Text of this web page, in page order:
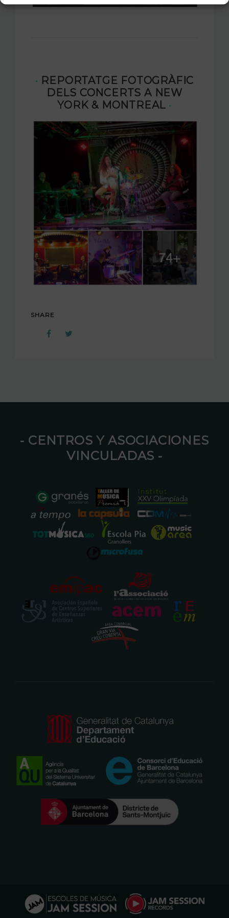
· REPORTATGE FOTOGRÀFIC
DELS CONCERTS A NEW
YORK & MONTREAL ·
SHARE
⁃ CENTROS Y ASOCIACIONES
VINCULADAS ⁃